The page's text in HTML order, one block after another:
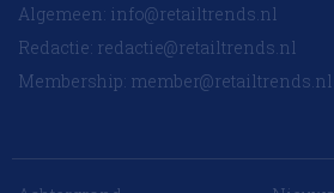
Algemeen: info@retailtrends.nl
Redactie: redactie@retailtrends.nl
Membership: member@retailtrends.nl